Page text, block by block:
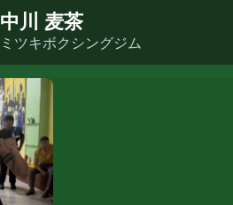
中川 麦茶
ミツキボクシングジム